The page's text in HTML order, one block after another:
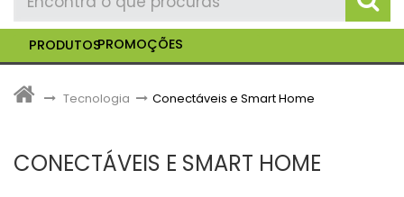
PRODUTOSPROMOÇÕES
> Tecnologia > Conectáveis e Smart Home
CONECTÁVEIS E SMART HOME